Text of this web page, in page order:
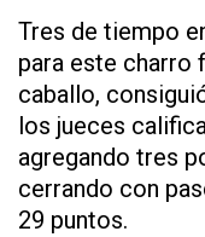
Tres de tiempo
para este charro
caballo,
los jueces
agregando tres
cerrando con
29 puntos.